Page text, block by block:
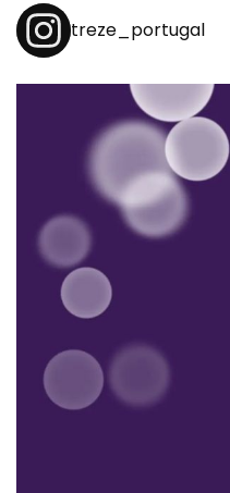
treze_portugal